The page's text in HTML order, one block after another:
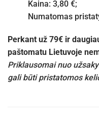
Kaina: 3,80 €;
Numatomas
Perkant už 79€ ir
paštomatu Lietuvoje
Priklausomai nuo
gali būti pristatomos